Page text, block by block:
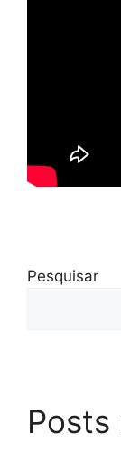
Pesquisar
Posts